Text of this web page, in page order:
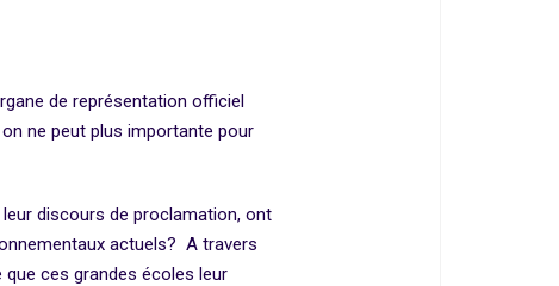
de représentation officiel
ne peut plus importante pour
leur discours de proclamation, ont
actuels? A travers
ces grandes écoles leur